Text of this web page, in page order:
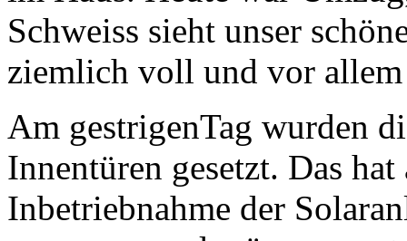
Schweiss sieht unser
ziemlich voll und vor allem
Am gestrigenTag wurden
Innentüren gesetzt. Das
Inbetriebnahme der